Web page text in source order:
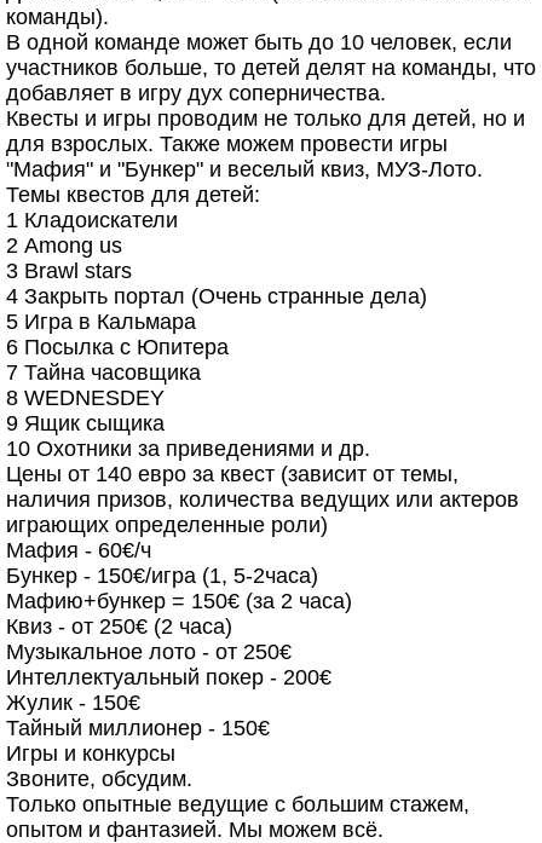
команды).
В одной команде может быть до 10 человек, если
участников больше, то детей делят на команды, что
добавляет в игру дух соперничества.
Квесты и игры проводим не только для детей, но и
для взрослых. Также можем провести игры
"Мафия" и "Бункер" и веселый квиз, МУЗ-Лото.
Темы квестов для детей:
1 Кладоискатели
2 Among us
3 Brawl stars
4 Закрыть портал (Очень странные дела)
5 Игра в Кальмара
6 Посылка с Юпитера
7 Тайна часовщика
8 WEDNESDEY
9 Ящик сыщика
10 Охотники за приведениями и др.
Цены от 140 евро за квест (зависит от темы,
наличия призов, количества ведущих или актеров
играющих определенные роли)
Мафия - 60€/ч
Бункер - 150€/игра (1, 5-2часа)
Мафию+бункер = 150€ (за 2 часа)
Квиз - от 250€ (2 часа)
Музыкальное лото - от 250€
Интеллектуальный покер - 200€
Жулик - 150€
Тайный миллионер - 150€
Игры и конкурсы
Звоните, обсудим.
Только опытные ведущие с большим стажем,
опытом и фантазией. Мы можем всё.